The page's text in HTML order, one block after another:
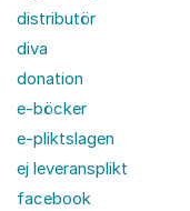
distributör
diva
donation
e-böcker
e-pliktslagen
ej leveransplikt
facebook